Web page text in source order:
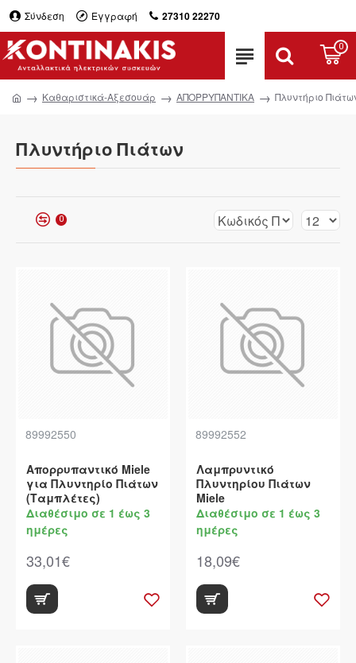
Σύνδεση Εγγραφή 27310 22270
0
Καθαριστικά-Αξεσουάρ ΑΠΟΡΡΥΠΑΝΤΙΚΑ Πλυντήριο
Πλυντήριο Πιάτων
0
89992550
Απορρυπαντικό Miele
για Πλυντηρίο Πιάτων
(Ταμπλέτες)
Διαθέσιμο σε 1 έως 3
ημέρες
33,01€
89992552
Λαμπρυντικό
Πλυντηρίου Πιάτων
Miele
Διαθέσιμο σε 1 έως 3
ημέρες
18,09€